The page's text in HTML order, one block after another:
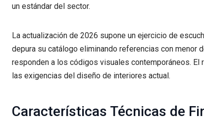
un estándar del sector.
La actualización de 2026 supone un ejercicio de
depura su catálogo eliminando referencias con menor
responden a los códigos visuales contemporáneos.
las exigencias del diseño de interiores actual.
Características Técnicas de